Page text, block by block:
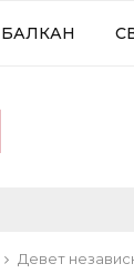
БАЛКАН
Девет